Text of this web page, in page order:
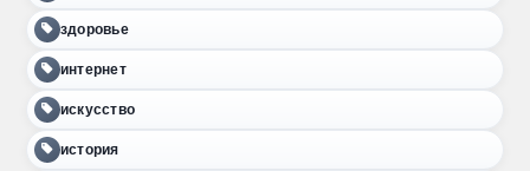
здоровье
интернет
искусство
история